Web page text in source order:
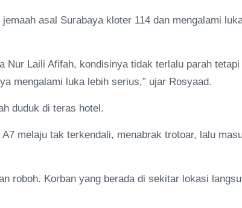
asal Surabaya kloter 114 dan mengalami
Nur Laili Afifah, kondisinya tidak terlalu parah
mengalami luka lebih serius,” ujar Rosyaad.
duduk di teras hotel.
melaju tak terkendali, menabrak trotoar, lalu
roboh. Korban yang berada di sekitar lokasi